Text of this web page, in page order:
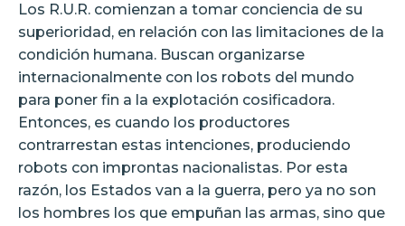
Los R.U.R. comienzan a tomar conciencia de su
superioridad, en relación con las limitaciones de la
condición humana. Buscan organizarse
internacionalmente con los robots del mundo
para poner fin a la explotación cosificadora.
Entonces, es cuando los productores
contrarrestan estas intenciones, produciendo
robots con improntas nacionalistas. Por esta
razón, los Estados van a la guerra, pero ya no son
los hombres los que empuñan las armas, sino que